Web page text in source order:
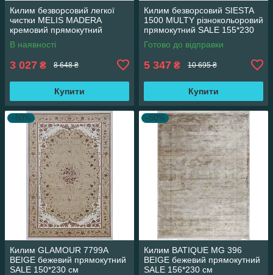
Килим безворсовий легкої
чистки MELIS MADERA
кремовий прямокутний
160*230 см
В наявності
3 027 ₴ 8 648 ₴
Купити
Килим безворсовий SIESTA
1500 MULTY різнокольоровий
прямокутний SALE 155*230
см
Готово до відправки
5 347 ₴ 10 695 ₴
Купити
–50%
Килим GLAMOUR 7799A
BEIGE бежевий прямокутний
SALE 150*230 см
–50%
Килим BATIQUE MG 396
BEIGE бежевий прямокутний
SALE 156*230 см